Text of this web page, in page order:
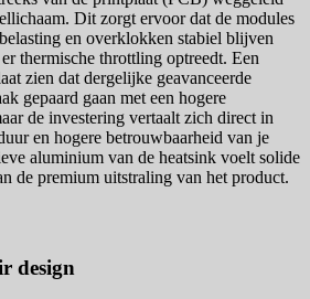
Dit zorgt ervoor dat de modules
en overklokken stabiel blijven
thermische throttling optreedt. Een
zien dat dergelijke geavanceerde
gepaard gaan met een hogere
de investering vertaalt zich direct in
en hogere betrouwbaarheid van je
aluminium van de heatsink voelt solide
de premium uitstraling van het product.
design